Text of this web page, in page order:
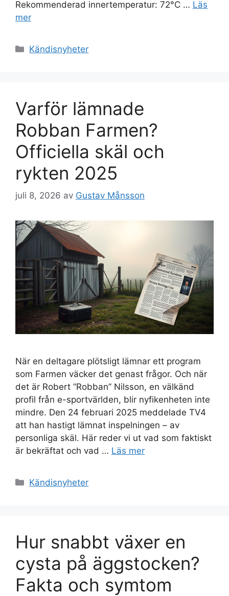
Rekommenderad innertemperatur: 72°C … Läs
mer
Kategorier
Kändisnyheter
Varför lämnade
Robban Farmen?
Officiella skäl och
rykten 2025
juli 8, 2026 av Gustav Månsson
När en deltagare plötsligt lämnar ett program
som Farmen väcker det genast frågor. Och när
det är Robert ”Robban” Nilsson, en välkänd
profil från e-sportvärlden, blir nyfikenheten inte
mindre. Den 24 februari 2025 meddelade TV4
att han hastigt lämnat inspelningen – av
personliga skäl. Här reder vi ut vad som faktiskt
är bekräftat och vad … Läs mer
Kategorier
Kändisnyheter
Hur snabbt växer en
cysta på äggstocken?
Fakta och symtom